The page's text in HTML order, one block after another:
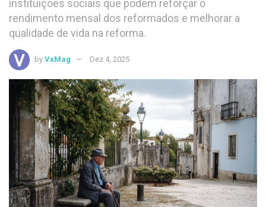
instituições sociais que podem reforçar o
rendimento mensal dos reformados e melhorar a
qualidade de vida na reforma.
by VxMag Dez 4, 2025